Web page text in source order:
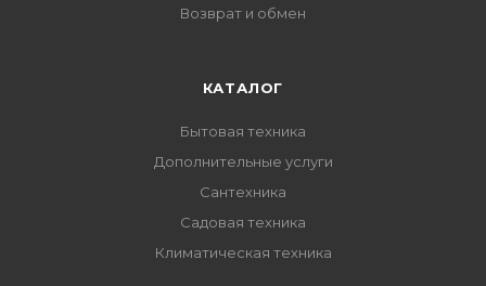
Возврат и обмен
КАТАЛОГ
Бытовая техника
Дополнительные услуги
Сантехника
Садовая техника
Климатическая техника